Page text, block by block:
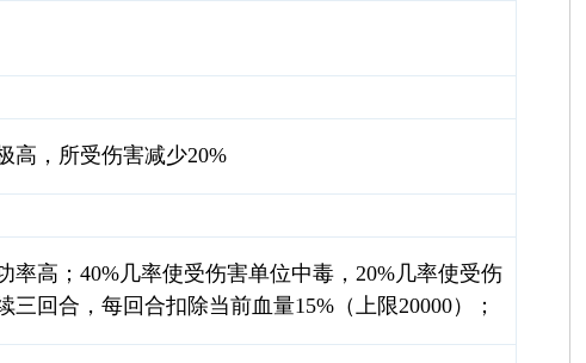
高，所受伤害减少20%
率高；40%几率使受伤害单位中毒，20%几率使受伤
回合，每回合扣除当前血量15%（上限20000）；